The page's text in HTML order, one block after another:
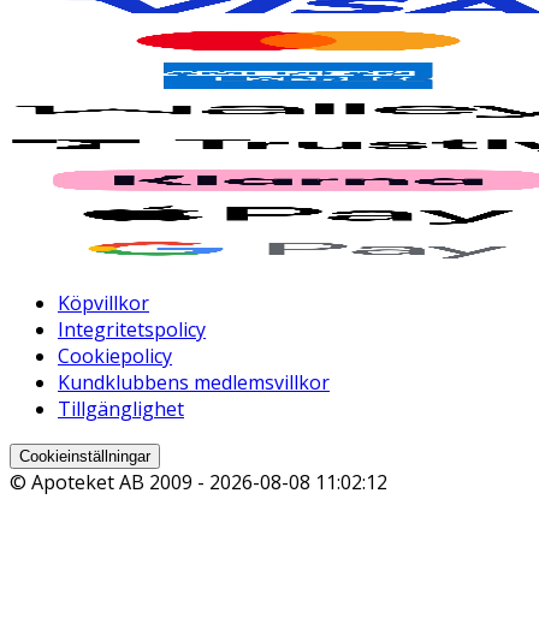
Köpvillkor
Integritetspolicy
Cookiepolicy
Kundklubbens medlemsvillkor
Tillgänglighet
Cookieinställningar
© Apoteket AB 2009 - 2026-08-08 11:02:12